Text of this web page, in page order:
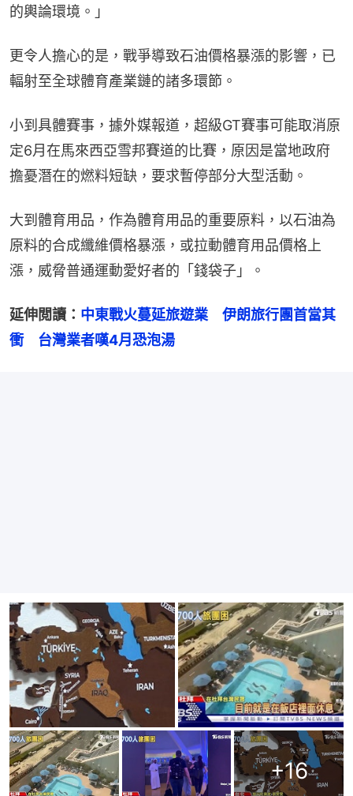
的輿論環境。」
更令人擔心的是，戰爭導致石油價格暴漲的影響，已
輻射至全球體育產業鏈的諸多環節。
小到具體賽事，據外媒報道，超級GT賽事可能取消原
定6月在馬來西亞雪邦賽道的比賽，原因是當地政府
擔憂潛在的燃料短缺，要求暫停部分大型活動。
大到體育用品，作為體育用品的重要原料，以石油為
原料的合成纖維價格暴漲，或拉動體育用品價格上
漲，威脅普通運動愛好者的「錢袋子」。
延伸閲讀： 中東戰火蔓延旅遊業　伊朗旅行團首當其
衝　台灣業者嘆4月恐泡湯
+16